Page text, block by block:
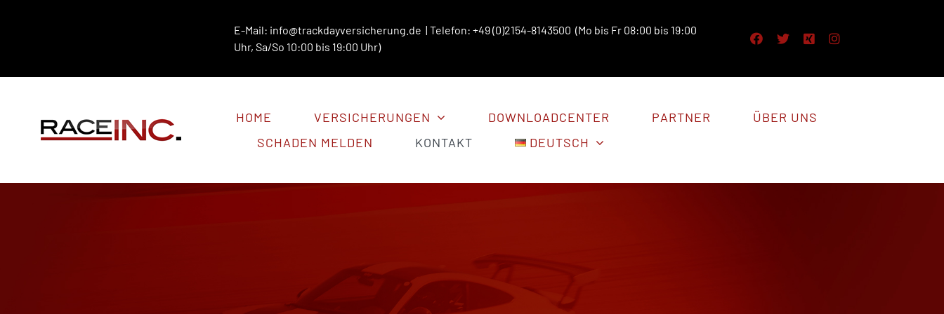
E-Mail: info@trackdayversicherung.de | Telefon: +49 (0)2154-8143500 (Mo bis Fr 08:00 bis 19:00
Uhr, Sa/So 10:00 bis 19:00 Uhr)
HOME VERSICHERUNGEN DOWNLOADCENTER PARTNER
ÜBER UNS
SCHADEN MELDEN
KONTAKT DEUTSCH